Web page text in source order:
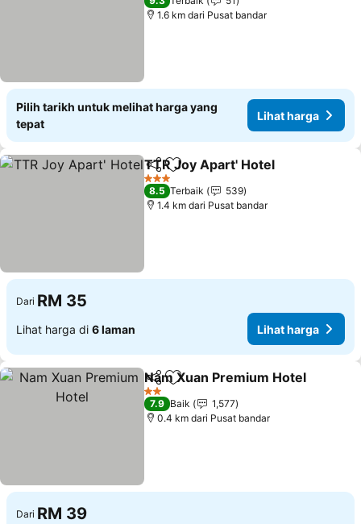
1.6 km dari Pusat bandar
Pilih tarikh untuk melihat harga yang
tepat
Lihat harga
KongsiTambah ke favorit
TTR Joy Apart' Hotel
3 Bintang
8.5 Terbaik
539
1.4 km dari Pusat bandar
Dari RM 35
Lihat harga di 6 laman Lihat harga
KongsiTambah ke favorit
Nam Xuan Premium Hotel
2 Bintang
7.9 Baik
1,577
0.4 km dari Pusat bandar
Dari RM 39